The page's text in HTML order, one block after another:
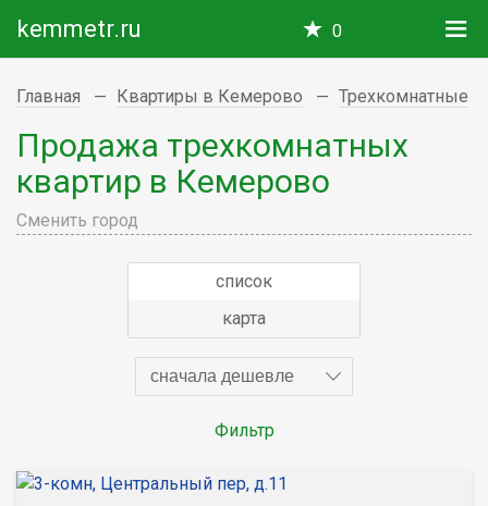
kemmetr.ru 0
Главная Квартиры в Кемерово Трехкомнатные
Продажа трехкомнатных
квартир в Кемерово
Сменить город
список
карта
сначала дешевле
Фильтр